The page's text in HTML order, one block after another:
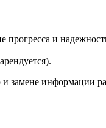
и
замене информации